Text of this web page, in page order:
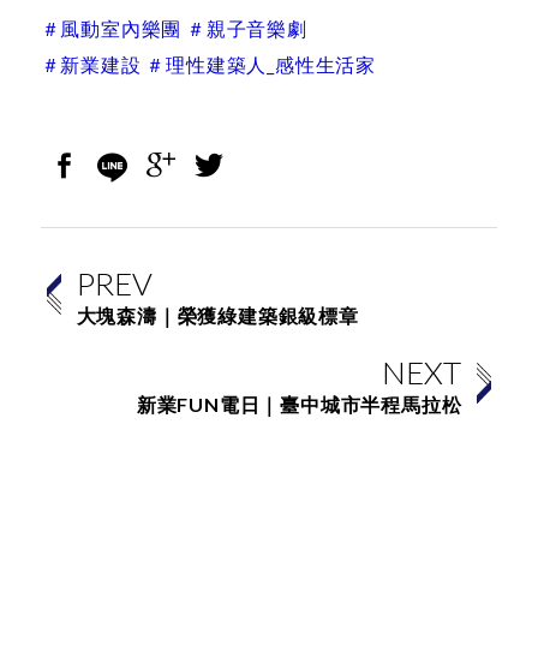
＃風動室內樂團 ＃親子音樂劇
＃新業建設 ＃理性建築人_感性生活家
PREV
大塊森濤｜榮獲綠建築銀級標章
NEXT
新業FUN電日｜臺中城市半程馬拉松